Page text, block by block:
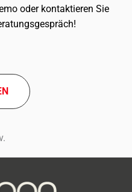
oder kontak­tie­ren Sie